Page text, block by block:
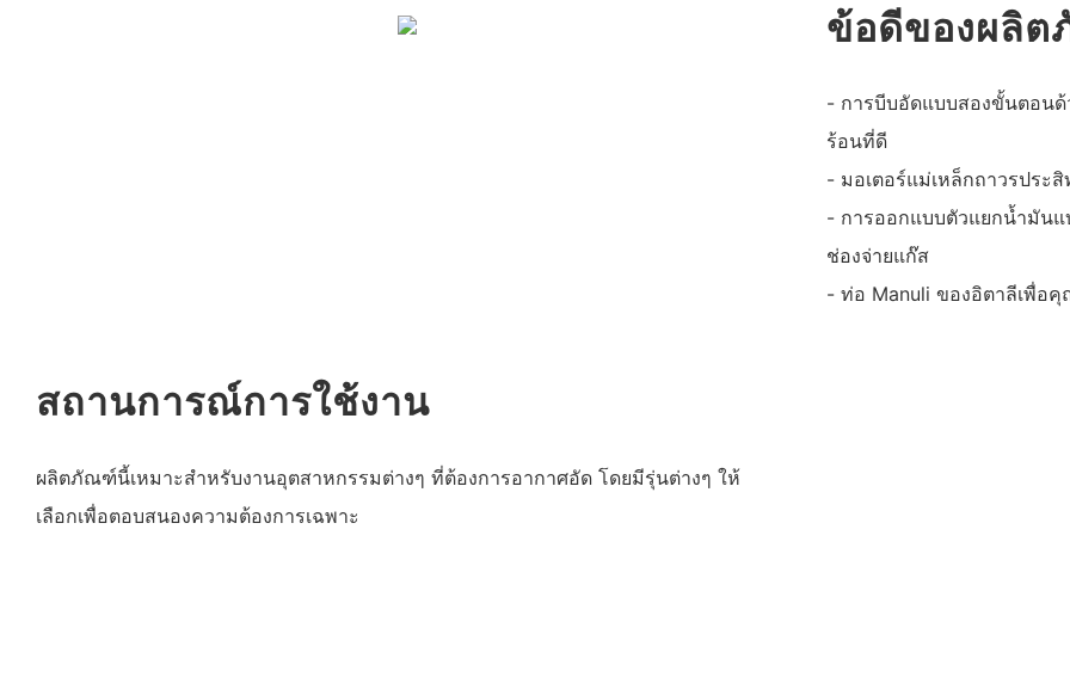
ข้อดีของผลิ
- การบีบอัดแบบสองขั้นตอนด้
ร้อนที่ดี
- มอเตอร์แม่เหล็กถาวรประ
- การออกแบบตัวแยกน้ำมัน
ช่องจ่ายแก๊ส
- ท่อ Manuli ของอิตาลีเพื่อคุ
สถานการณ์การใช้งาน
ผลิตภัณฑ์นี้เหมาะสำหรับงานอุตสาหกรรมต่างๆ ที่ต้องการอากาศอัด โดยมีรุ่นต่างๆ ให้
เลือกเพื่อตอบสนองความต้องการเฉพาะ